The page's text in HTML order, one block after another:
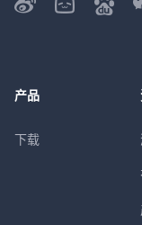
产品
下载